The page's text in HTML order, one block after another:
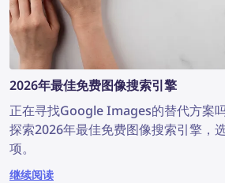
2026年最佳免费图像搜索引擎
正在寻找Google Images的替代方案
探索2026年最佳免费图像搜索引擎，
项。
继续阅读